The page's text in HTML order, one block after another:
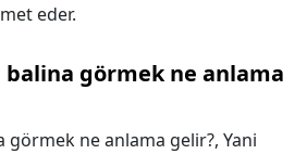
eder.
balina görmek ne anlama
görmek ne anlama gelir?, Yani